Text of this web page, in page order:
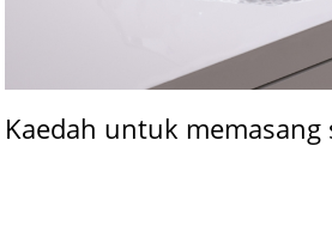
Kaedah untuk memasang